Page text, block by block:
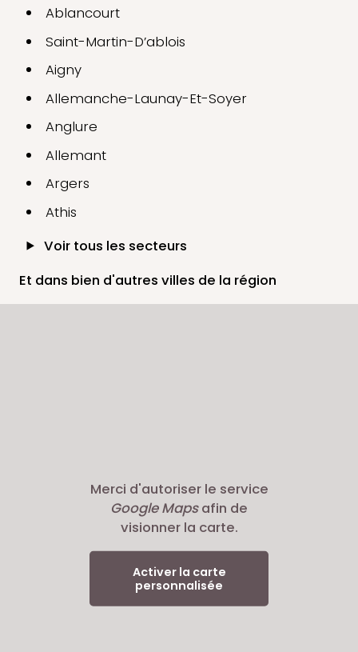
Ablancourt
Saint-Martin-D’ablois
Aigny
Allemanche-Launay-Et-Soyer
Anglure
Allemant
Argers
Athis
Voir tous les secteurs
Et dans bien d'autres villes de la région
Merci d'autoriser le service
Google Mapsafin de
visionner la carte.
Activer la carte
personnalisée